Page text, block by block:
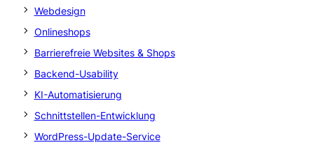
Webdesign
Onlineshops
Barrierefreie Websites & Shops
Backend-Usability
KI-Automatisierung
Schnittstellen-Entwicklung
WordPress-Update-Service